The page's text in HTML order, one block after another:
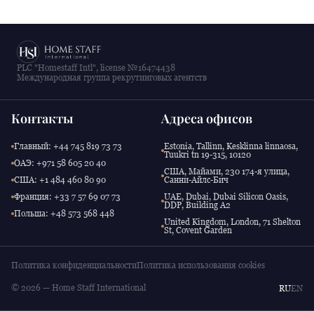
PLC "Homestaff Intl", license №16474438
Международная группа рекрутинговых агентств
Контакты
Главный: +44 745 819 73 73
ОАЭ: +971 58 605 20 40
США: +1 484 460 80 90
Франция: +33 7 57 69 07 73
Польша: +48 573 568 448
Адреса офисов
Estonia, Tallinn, Kesklinna linnaosa,
Tuukri tn 19-315, 10120
США, Майами, 230 174-я улица,
Санни-Айлс-Бич
UAE, Dubai, Dubai Silicon Oasis,
DDP, Building A2
United Kingdom, London, 71 Shelton
St, Covent Garden
Политика конфиденциальностиПолитика использования cookies
© 2026 — Home Staff International RUEN